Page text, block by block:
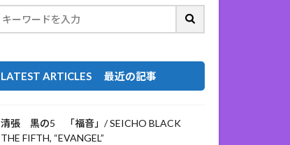
LATEST ARTICLES 最近の記事
清張 黒の5 「福音」/ SEICHO BLACK
THE FIFTH, “EVANGEL”